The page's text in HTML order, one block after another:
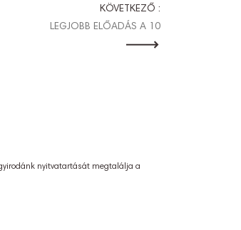
KÖVETKEZŐ :
LEGJOBB ELŐADÁS A 10
nyitvatartását megtalálja a